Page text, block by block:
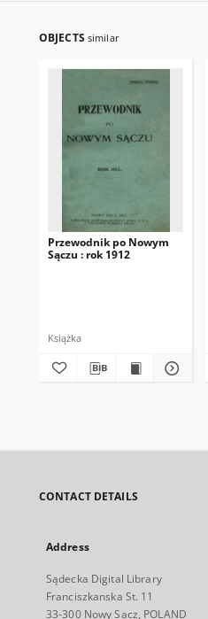
OBJECTS similar
Przewodnik po Nowym
Sączu : rok 1912
Książka
CONTACT DETAILS
Address
Sądecka Digital Library
Franciszkanska St. 11
33-300 Nowy Sacz, POLAND